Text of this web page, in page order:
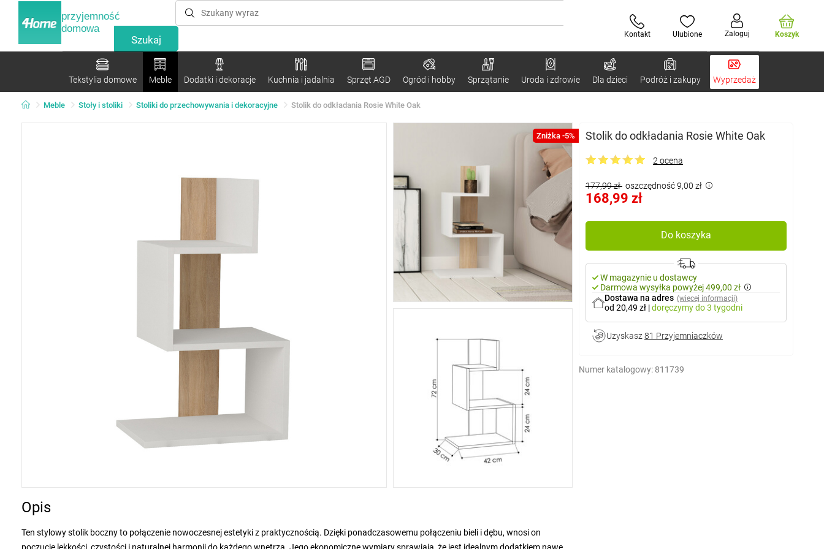
przyjemność
domowa
Kontakt Ulubione Zaloguj Koszyk
Tekstylia domowe Meble Dodatki i dekoracje Kuchnia i jadalnia Sprzęt AGD Ogród i hobby Sprzątanie Uroda i zdrowie Dla dzieci Podróż i zakupy Wyprzedaż
Meble Stoły i stoliki Stoliki do przechowywania i dekoracyjne Stolik do odkładania Rosie White Oak
Zniżka -5% Stolik do odkładania Rosie White Oak
2 ocena
177,99 zł oszczędność 9,00 zł
168,99 zł
Do koszyka
W magazynie u dostawcy
Darmowa wysyłka powyżej 499,00 zł
Dostawa na adres (więcej informacji)
od 20,49 zł |doręczymydo 3 tygodni
Uzyskasz 81 Przyjemniaczków
Numer katalogowy: 811739
Opis
Ten stylowy stolik boczny to połączenie nowoczesnej estetyki z praktycznością. Dzięki ponadczasowemu połączeniu bieli i dębu, wnosi on